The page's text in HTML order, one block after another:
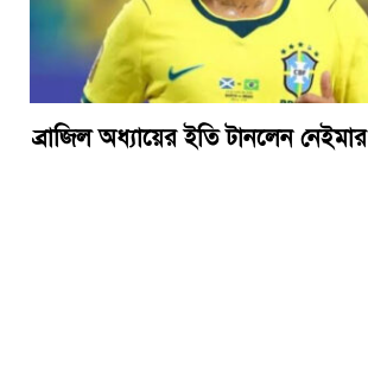
ব্রাজিল অধ্যায়ের ইতি টানলেন নেইমার